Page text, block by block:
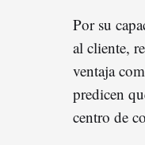
Por su
al cliente,
ventaja
predicen
centro de